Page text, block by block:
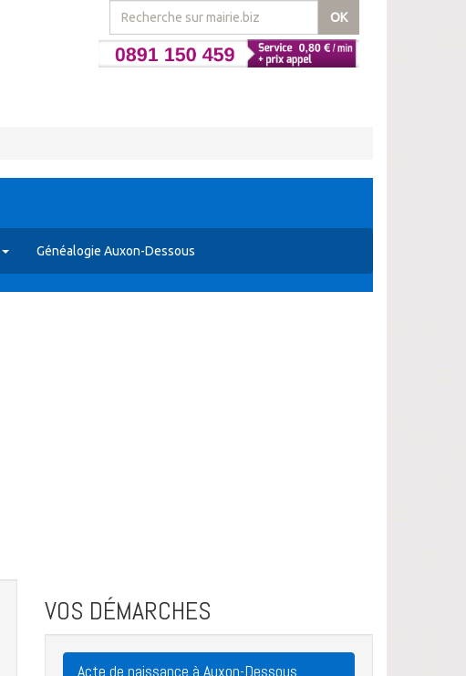
OK
Généalogie Auxon-Dessous
VOS DÉMARCHES
Acte de naissance à Auxon-Dessous